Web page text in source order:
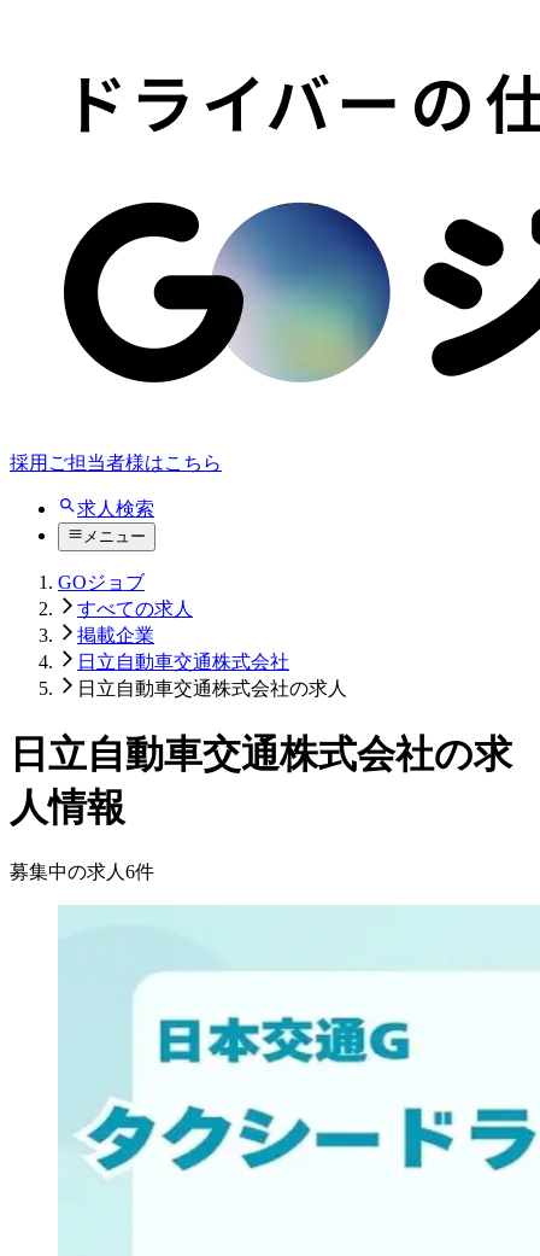
採用ご担当者様はこちら
求人検索
メニュー
GOジョブ
すべての求人
掲載企業
日立自動車交通株式会社
日立自動車交通株式会社の求人
日立自動車交通株式会社の求
人情報
募集中の求人 6件